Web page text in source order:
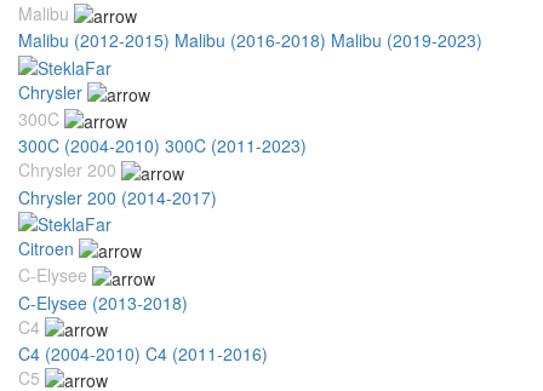
Malibu
Malibu (2012-2015) Malibu (2016-2018) Malibu (2019-2023)
Chrysler
300C
300C (2004-2010) 300C (2011-2023)
Chrysler 200
Chrysler 200 (2014-2017)
Citroen
C-Elysee
C-Elysee (2013-2018)
C4
C4 (2004-2010) C4 (2011-2016)
C5